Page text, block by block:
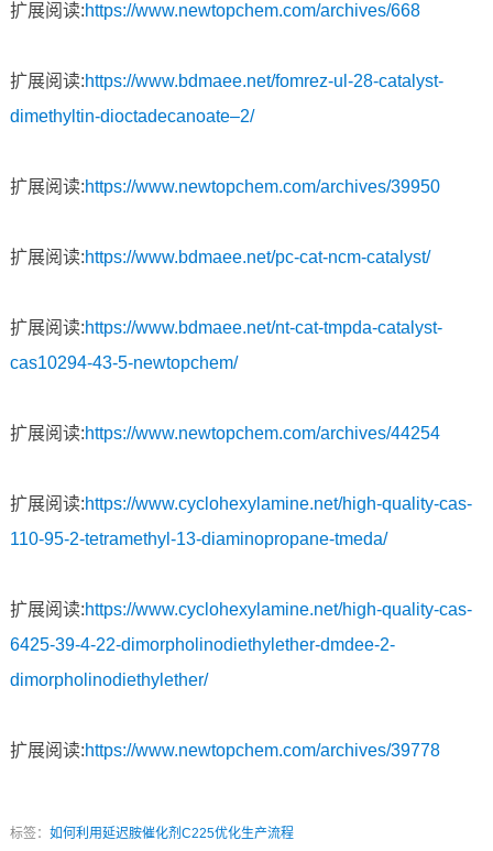
扩展阅读:https://www.newtopchem.com/archives/668
扩展阅读:https://www.bdmaee.net/fomrez-ul-28-catalyst-
dimethyltin-dioctadecanoate–2/
扩展阅读:https://www.newtopchem.com/archives/39950
扩展阅读:https://www.bdmaee.net/pc-cat-ncm-catalyst/
扩展阅读:https://www.bdmaee.net/nt-cat-tmpda-catalyst-
cas10294-43-5-newtopchem/
扩展阅读:https://www.newtopchem.com/archives/44254
扩展阅读:https://www.cyclohexylamine.net/high-quality-cas-
110-95-2-tetramethyl-13-diaminopropane-tmeda/
扩展阅读:https://www.cyclohexylamine.net/high-quality-cas-
6425-39-4-22-dimorpholinodiethylether-dmdee-2-
dimorpholinodiethylether/
扩展阅读:https://www.newtopchem.com/archives/39778
标签： 如何利用延迟胺催化剂C225优化生产流程